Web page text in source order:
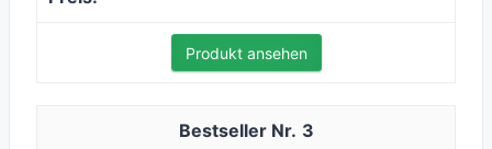
Produkt ansehen
3